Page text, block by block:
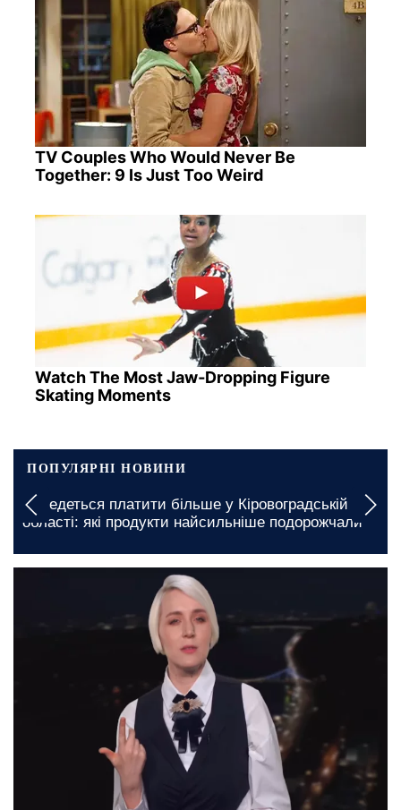
TV Couples Who Would Never Be
Together: 9 Is Just Too Weird
Watch The Most Jaw‑Dropping Figure
Skating Moments
ПОПУЛЯРНІ НОВИНИ
Доведеться платити більше у Кіровоградській
області: які продукти найсильніше подорожчали